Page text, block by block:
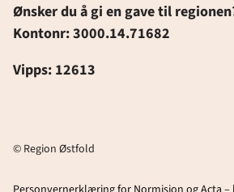
Ønsker du å gi en gave til
Kontonr: 3000.14.71682
Vipps: 12613
© Region Østfold